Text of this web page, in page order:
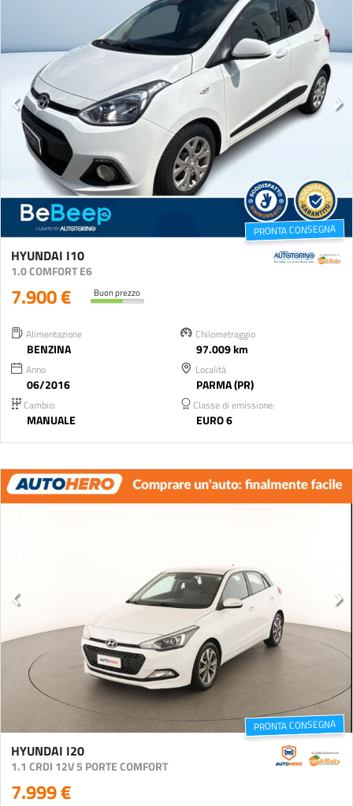
PRONTA CONSEGNA
HYUNDAI I10
1.0 COMFORT E6
7.900 € Buon prezzo
Alimentazione
BENZINA
Chilometraggio
97.009 km
Anno
06/2016
Località
PARMA (PR)
Cambio:
MANUALE
Classe di emissione:
EURO 6
PRONTA CONSEGNA
HYUNDAI I20
1.1 CRDI 12V 5 PORTE COMFORT
7.999 €